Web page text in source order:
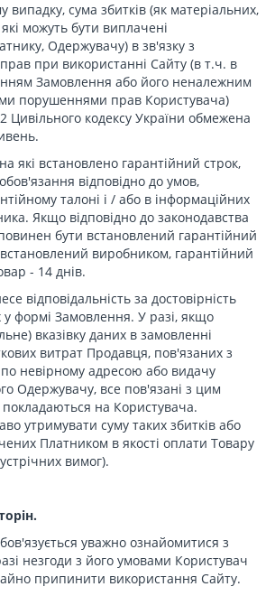
випадку, сума збитків (як матеріальних,
можуть бути виплачені
Одержувачу) в зв'язку з
при використанні Сайту (в т.ч. в
Замовлення або його неналежним
порушеннями прав Користувача)
Цивільного кодексу України обмежена
які встановлено гарантійний строк,
відповідно до умов,
талоні і / або в інформаційних
Якщо відповідно до законодавства
бути встановлений гарантійний
виробником, гарантійний
- 14 днів.
відповідальність за достовірність
формі Замовлення. У разі, якщо
вказівку даних в замовленні
витрат Продавця, пов'язаних з
невірному адресою або видачу
Одержувачу, все пов'язані з цим
на Користувача.
утримувати суму таких збитків або
Платником в якості оплати Товару
вимог).
уважно ознайомитися з
незгоди з його умовами Користувач
припинити використання Сайту.